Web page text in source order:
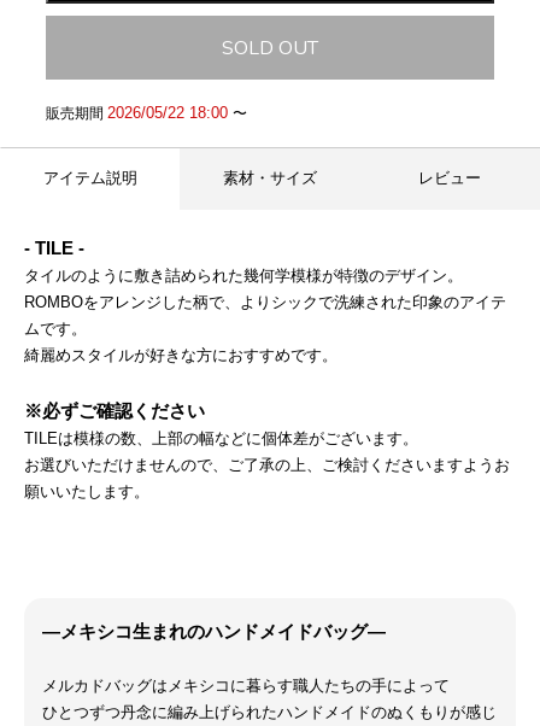
SOLD OUT
販売期間 2026/05/22 18:00〜
アイテム説明 素材・サイズ レビュー
- TILE -
タイルのように敷き詰められた幾何学模様が特徴のデザイン。
ROMBOをアレンジした柄で、よりシックで洗練された印象のアイテ
ムです。
綺麗めスタイルが好きな方におすすめです。
※必ずご確認ください
TILEは模様の数、上部の幅などに個体差がございます。
お選びいただけませんので、ご了承の上、ご検討くださいますようお
願いいたします。
―メキシコ生まれのハンドメイドバッグ―
メルカドバッグはメキシコに暮らす職人たちの手によって
ひとつずつ丹念に編み上げられたハンドメイドのぬくもりが感じ